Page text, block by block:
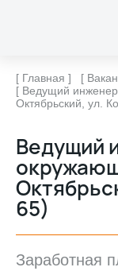
[ Главная ]
[
[ Ведущий
Октябрьский, ул.
Ведущий
65)
Заработная